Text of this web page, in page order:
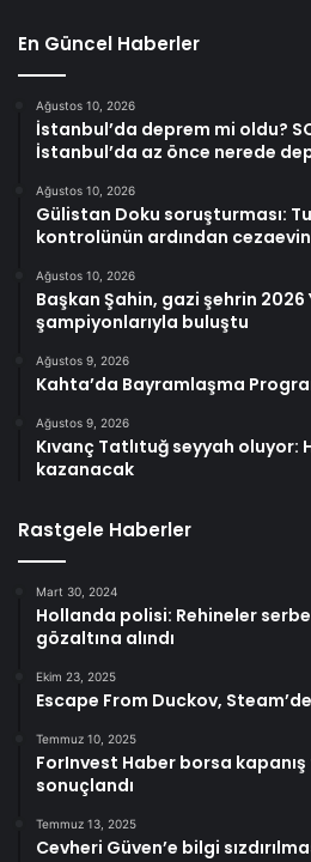
En Güncel Haberler
Ağustos 10, 2026
İstanbul’da deprem mi oldu?
İstanbul’da az önce nerede
Ağustos 10, 2026
Gülistan Doku soruşturması:
kontrolünün ardından
Ağustos 10, 2026
Başkan Şahin, gazi şehrin 2026
şampiyonlarıyla buluştu
Ağustos 9, 2026
Kahta’da Bayramlaşma
Ağustos 9, 2026
Kıvanç Tatlıtuğ seyyah oluyor:
kazanacak
Rastgele Haberler
Mart 30, 2024
Hollanda polisi: Rehineler
gözaltına alındı
Ekim 23, 2025
Escape From Duckov,
Temmuz 10, 2025
ForInvest Haber borsa
sonuçlandı
Temmuz 13, 2025
Cevheri Güven’e bilgi